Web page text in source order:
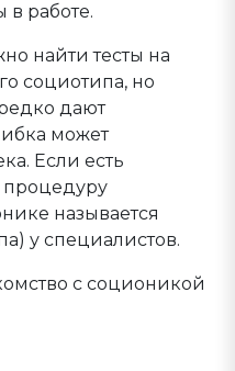
в работе.
найти тесты на
социотипа, но
дают
может
Если есть
процедуру
называется
у специалистов.
с соционикой